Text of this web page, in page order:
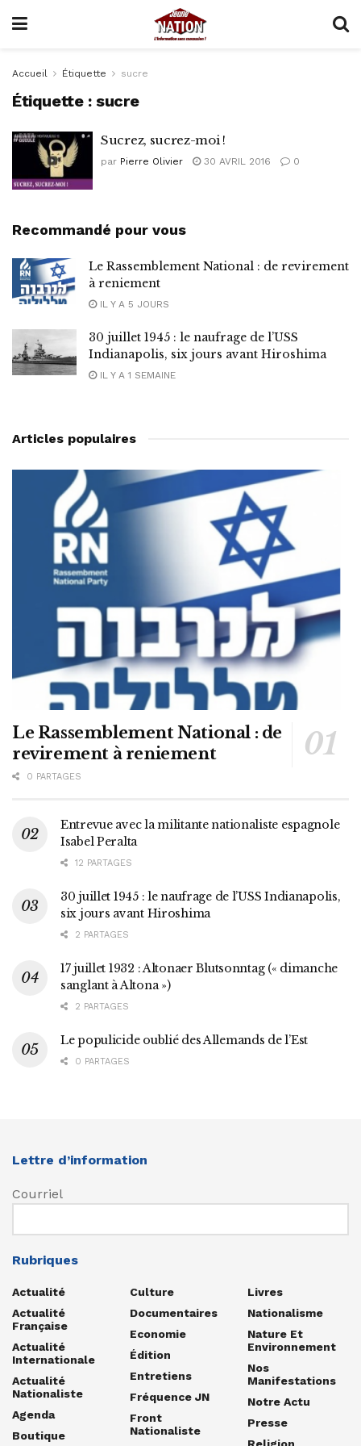
Accueil Étiquette sucre
Étiquette : sucre
Sucrez, sucrez-moi !
par Pierre Olivier 30 AVRIL 2016 0
Recommandé pour vous
Le Rassemblement National : de revirement
à reniement
IL Y A 5 JOURS
30 juillet 1945 : le naufrage de l’USS
Indianapolis, six jours avant Hiroshima
IL Y A 1 SEMAINE
Articles populaires
Le Rassemblement National : de
revirement à reniement
0 PARTAGES
Entrevue avec la militante nationaliste espagnole
Isabel Peralta
12 PARTAGES
30 juillet 1945 : le naufrage de l’USS Indianapolis,
six jours avant Hiroshima
2 PARTAGES
17 juillet 1932 : Altonaer Blutsonntag (« dimanche
sanglant à Altona »)
2 PARTAGES
Le populicide oublié des Allemands de l’Est
0 PARTAGES
Lettre d’information
Courriel
Rubriques
Actualité
Actualité
Française
Actualité
Internationale
Actualité
Nationaliste
Agenda
Boutique
Culture
Documentaires
Economie
Édition
Entretiens
Fréquence JN
Front
Nationaliste
Livres
Nationalisme
Nature Et
Environnement
Nos
Manifestations
Notre Actu
Presse